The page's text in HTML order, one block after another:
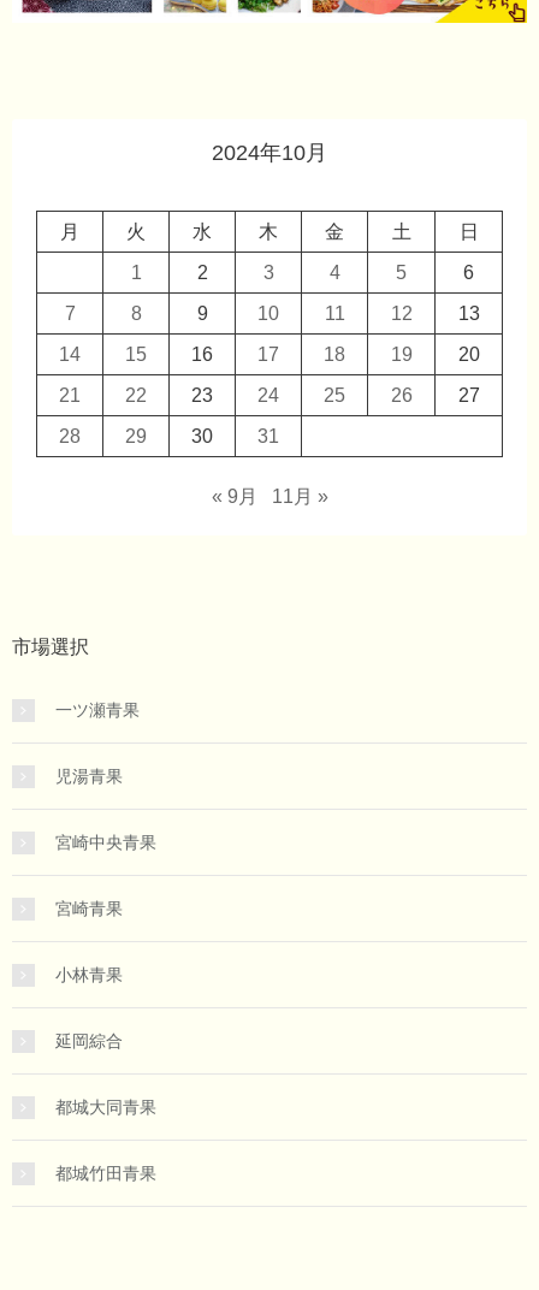
2024年10月
月 火 水 木 金 土
日
1
2 3 4 5
6
7
8 9 10 11 12
13
14
15 16 17 18 19
20
21
22 23 24 25 26
27
28
29 30 31
« 9月 11月 »
市場選択
一ツ瀬青果
児湯青果
宮崎中央青果
宮崎青果
小林青果
延岡綜合
都城大同青果
都城竹田青果